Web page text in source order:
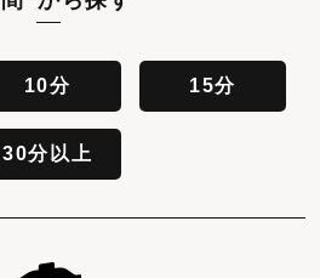
10分 15分
30分以上